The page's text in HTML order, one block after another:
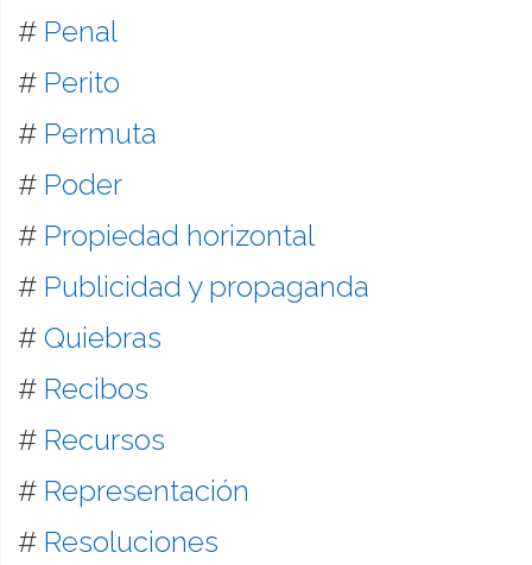
# Penal
# Perito
# Permuta
# Poder
# Propiedad horizontal
# Publicidad y propaganda
# Quiebras
# Recibos
# Recursos
# Representación
# Resoluciones